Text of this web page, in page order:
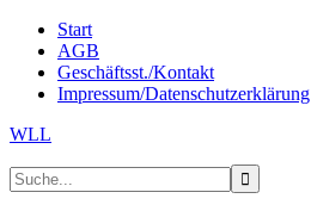
Start
AGB
Geschäftsst./Kontakt
Impressum/Datenschutzerklärung
WLL